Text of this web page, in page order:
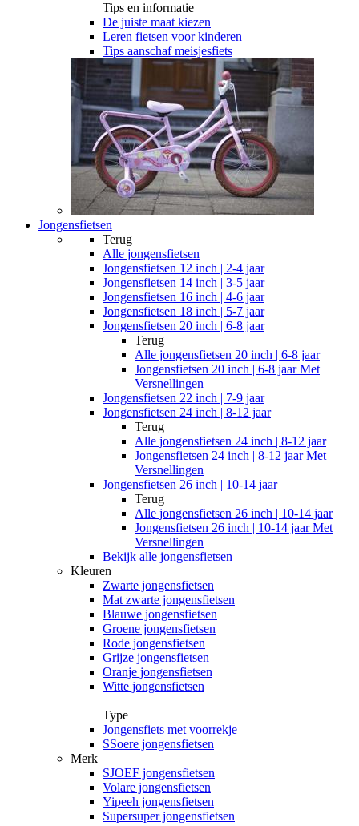
Tips en informatie
De juiste maat kiezen
Leren fietsen voor kinderen
Tips aanschaf meisjesfiets
Jongensfietsen
Terug
Alle jongensfietsen
Jongensfietsen 12 inch | 2-4 jaar
Jongensfietsen 14 inch | 3-5 jaar
Jongensfietsen 16 inch | 4-6 jaar
Jongensfietsen 18 inch | 5-7 jaar
Jongensfietsen 20 inch | 6-8 jaar
Terug
Alle jongensfietsen 20 inch | 6-8 jaar
Jongensfietsen 20 inch | 6-8 jaar Met
Versnellingen
Jongensfietsen 22 inch | 7-9 jaar
Jongensfietsen 24 inch | 8-12 jaar
Terug
Alle jongensfietsen 24 inch | 8-12 jaar
Jongensfietsen 24 inch | 8-12 jaar Met
Versnellingen
Jongensfietsen 26 inch | 10-14 jaar
Terug
Alle jongensfietsen 26 inch | 10-14 jaar
Jongensfietsen 26 inch | 10-14 jaar Met
Versnellingen
Bekijk alle jongensfietsen
Kleuren
Zwarte jongensfietsen
Mat zwarte jongensfietsen
Blauwe jongensfietsen
Groene jongensfietsen
Rode jongensfietsen
Grijze jongensfietsen
Oranje jongensfietsen
Witte jongensfietsen
Type
Jongensfiets met voorrekje
SSoere jongensfietsen
Merk
SJOEF jongensfietsen
Volare jongensfietsen
Yipeeh jongensfietsen
Supersuper jongensfietsen